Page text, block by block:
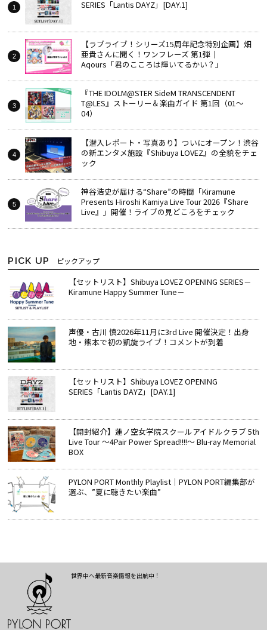
SERIES「Lantis DAYZ」[DAY.1]
【ラブライブ！シリーズ15周年記念特別企画】畑
亜貴さんに聞く！ワンフレーズ 第1弾｜
Aqours「君のこころは輝いてるかい？」
『THE IDOLM@STER SideM TRANSCENDENT
T@LES』ストーリー＆楽曲ガイド 第1回（01～
04）
【潜入レポート・写真あり】ついにオープン！渋谷
の新エンタメ施設『Shibuya LOVEZ』の全貌をチェ
ック
神谷浩史が届ける“Share”の時間――「Kiramune
Presents Hiroshi Kamiya Live Tour 2026『Share
Live』」開催！ライブの見どころをチェック
PICK UP ピックアップ
【セットリスト】Shibuya LOVEZ OPENING SERIES－
Kiramune Happy Summer Tune－
声優・古川 慎2026年11月に3rd Live 開催決定！出身
地・熊本で初の凱旋ライブ！コメントが到着
【セットリスト】Shibuya LOVEZ OPENING
SERIES「Lantis DAYZ」[DAY.1]
【開封紹介】蓮ノ空女学院スクールアイドルクラブ 5th
Live Tour ～4Pair Power Spread!!!!～ Blu-ray Memorial
BOX
PYLON PORT Monthly Playlist│PYLON PORT編集部が
選ぶ、”夏に聴きたい楽曲”
世界中へ最新音楽情報を出航中！